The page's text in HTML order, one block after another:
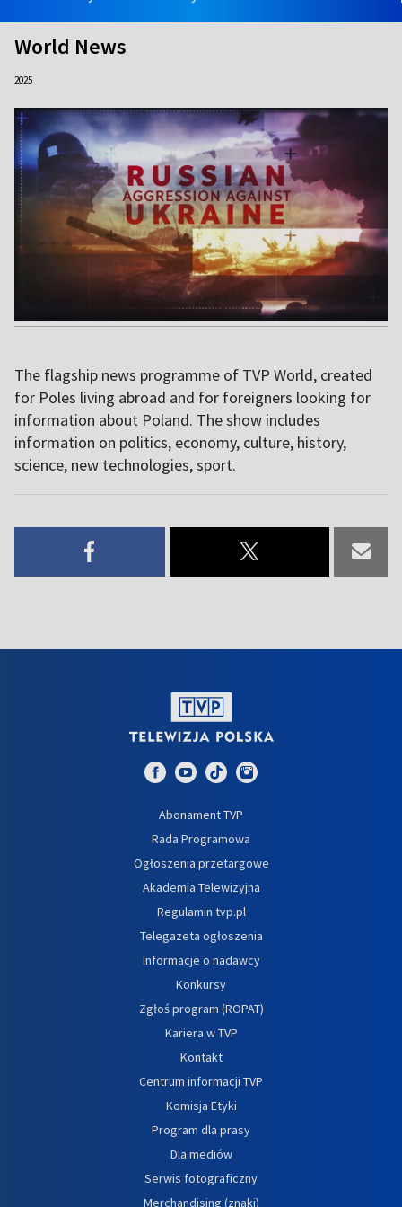
World News
2025
The flagship news programme of TVP World, created
for Poles living abroad and for foreigners looking for
information about Poland. The show includes
information on politics, economy, culture, history,
science, new technologies, sport.
Abonament TVP
Rada Programowa
Ogłoszenia przetargowe
Akademia Telewizyjna
Regulamin tvp.pl
Telegazeta ogłoszenia
Informacje o nadawcy
Konkursy
Zgłoś program (ROPAT)
Kariera w TVP
Kontakt
Centrum informacji TVP
Komisja Etyki
Program dla prasy
Dla mediów
Serwis fotograficzny
Merchandising (znaki)